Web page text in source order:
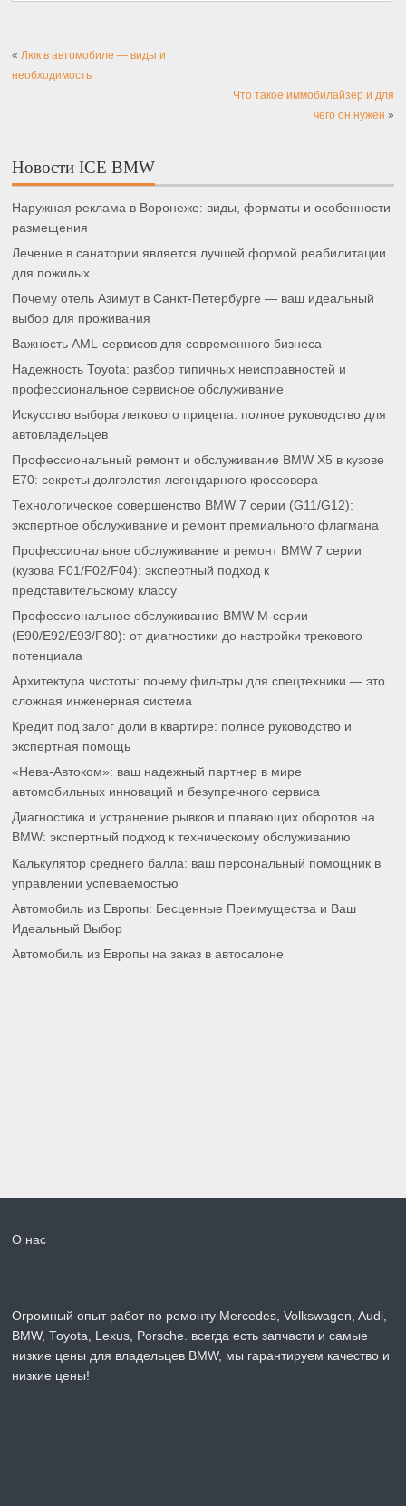
«Люк в автомобиле — виды и
необходимость
Что такое иммобилайзер и для
чего он нужен »
Новости ICE BMW
Наружная реклама в Воронеже: виды, форматы и особенности
размещения
Лечение в санатории является лучшей формой реабилитации
для пожилых
Почему отель Азимут в Санкт-Петербурге — ваш идеальный
выбор для проживания
Важность AML-сервисов для современного бизнеса
Надежность Toyota: разбор типичных неисправностей и
профессиональное сервисное обслуживание
Искусство выбора легкового прицепа: полное руководство для
автовладельцев
Профессиональный ремонт и обслуживание BMW X5 в кузове
E70: секреты долголетия легендарного кроссовера
Технологическое совершенство BMW 7 серии (G11/G12):
экспертное обслуживание и ремонт премиального флагмана
Профессиональное обслуживание и ремонт BMW 7 серии
(кузова F01/F02/F04): экспертный подход к
представительскому классу
Профессиональное обслуживание BMW M-серии
(E90/E92/E93/F80): от диагностики до настройки трекового
потенциала
Архитектура чистоты: почему фильтры для спецтехники — это
сложная инженерная система
Кредит под залог доли в квартире: полное руководство и
экспертная помощь
«Нева-Автоком»: ваш надежный партнер в мире
автомобильных инноваций и безупречного сервиса
Диагностика и устранение рывков и плавающих оборотов на
BMW: экспертный подход к техническому обслуживанию
Калькулятор среднего балла: ваш персональный помощник в
управлении успеваемостью
Автомобиль из Европы: Бесценные Преимущества и Ваш
Идеальный Выбор
Автомобиль из Европы на заказ в автосалоне
О нас
Огромный опыт работ по ремонту Mercedes, Volkswagen, Audi,
BMW, Toyota, Lexus, Porsche. всегда есть запчасти и самые
низкие цены для владельцев BMW, мы гарантируем качество и
низкие цены!